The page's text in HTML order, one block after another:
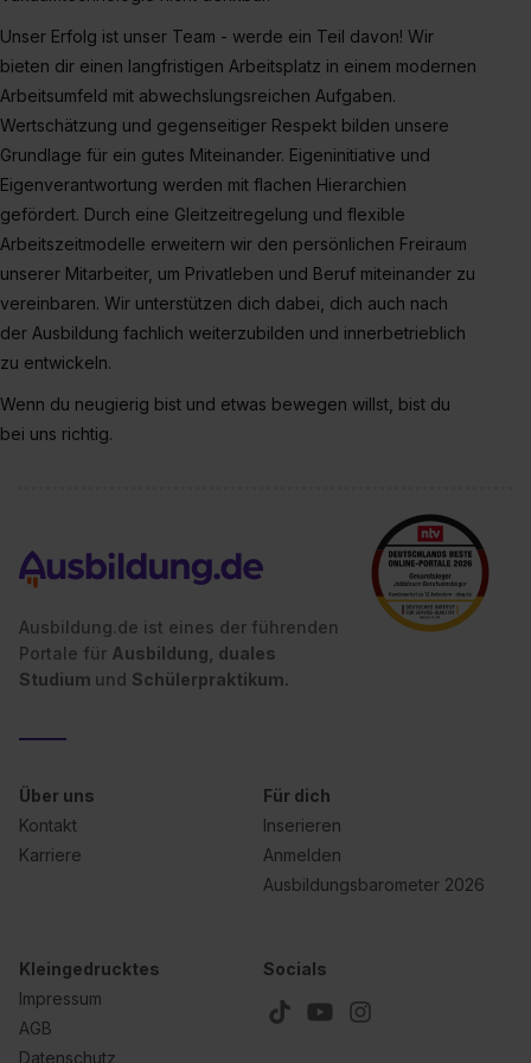
Einzelfall bei dem jeweiligen Inhalt erteilen. Willst du nur
bestimmte Verwendungszwecke zulassen, triff deine
Auswahl über die Checkboxen und klick auf „Auswahl
erlauben“. Die Einwilligung zur Platzierung von Cookies
der Kategorien „Präferenzen“, „Statistiken“ und „Social
Media und Marketing“ umfasst hierbei die Einwilligung
zur Übermittlung deiner Daten in die USA (Art. 49 Abs. 1
S. 1 lit. a) DS-GVO). Die USA verfügen über kein
angemessenes Datenschutzniveau (EuGH – Schrems
II). Du kannst die von dir erteilte Einwilligung jederzeit mit
Wirkung für die Zukunft ganz oder teilweise über unsere
Datenschutzerklärung unter dem Punkt „Datenschutz-
einzelnen Cookies findest du durch Klick auf „Details
zeigen“. Weitere Informationen:
Unser Erfolg ist unser Team - werde ein Teil davon! Wir
bieten dir einen langfristigen Arbeitsplatz in einem modernen
Arbeitsumfeld mit abwechslungsreichen Aufgaben.
Wertschätzung und gegenseitiger Respekt bilden unsere
Grundlage für ein gutes Miteinander. Eigeninitiative und
Eigenverantwortung werden mit flachen Hierarchien
gefördert. Durch eine Gleitzeitregelung und flexible
Arbeitszeitmodelle erweitern wir den persönlichen Freiraum
unserer Mitarbeiter, um Privatleben und Beruf miteinander zu
vereinbaren. Wir unterstützen dich dabei, dich auch nach
der Ausbildung fachlich weiterzubilden und innerbetrieblich
zu entwickeln.
Wenn du neugierig bist und etwas bewegen willst, bist du
bei uns richtig.
Ausbildung.de ist eines der führenden
Portale für Ausbildung, duales
Studium und Schülerpraktikum.
Über uns
Kontakt
Karriere
Für dich
Inserieren
Anmelden
Ausbildungsbarometer 2026
Kleingedrucktes
Impressum
AGB
Datenschutz
Socials